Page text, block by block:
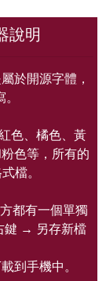
說明
於開源字體，
色、橘色、黃
色等，所有的
檔。
都有一個單獨
鍵 → 另存新檔
到手機中。